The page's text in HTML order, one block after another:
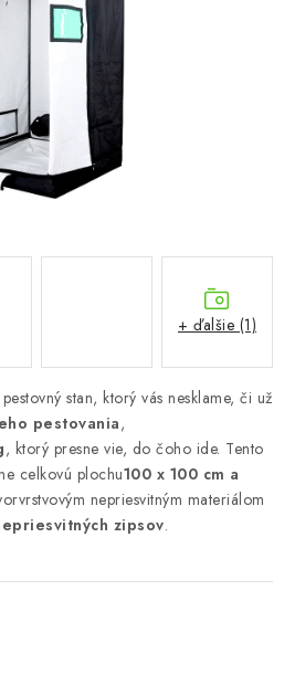
Blog
značky
údajov
stan, ktorý vás nesklame, či už
pestovania,
, ktorý presne vie, do čoho ide. Tento
celkovú plochu100 x 100 cm a
nepriesvitným materiálom
zipsov.
+ ďalšie (1)